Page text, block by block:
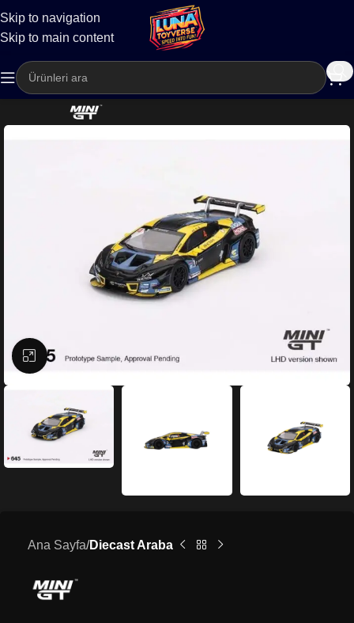
Skip to navigation
Skip to main content
Kargo
Büyütmek için tıklayın
Ana Sayfa Diecast Araba